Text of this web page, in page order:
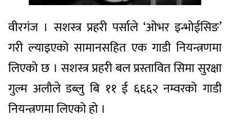
वीरगंज । सशस्त्र प्रहरी पर्साले ‘ओभर इन्भोईसिङ’
गरी ल्याइएको सामानसहित एक गाडी नियन्त्रणमा
लिएको छ । सशस्त्र प्रहरी बल प्रस्तावित सिमा सुरक्षा
गुल्म अलौले डब्लु बि ११ ई ६६६२ नम्वरको गाडी
नियन्त्रणमा लिएको हो ।